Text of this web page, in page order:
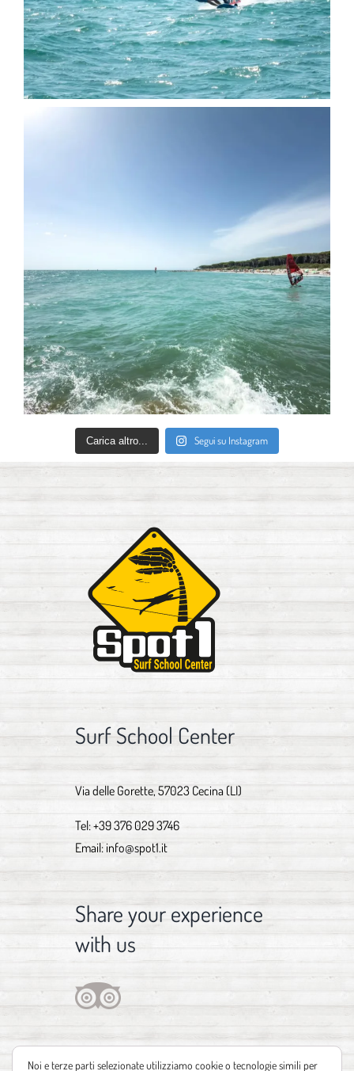
Carica altro... Segui su Instagram
Surf School Center
Via delle Gorette, 57023 Cecina (LI)
Tel:+39 376 029 3746
Email: info@spot1.it
Share your experience
with us
Noi e terze parti selezionate utilizziamo cookie o tecnologie simili per